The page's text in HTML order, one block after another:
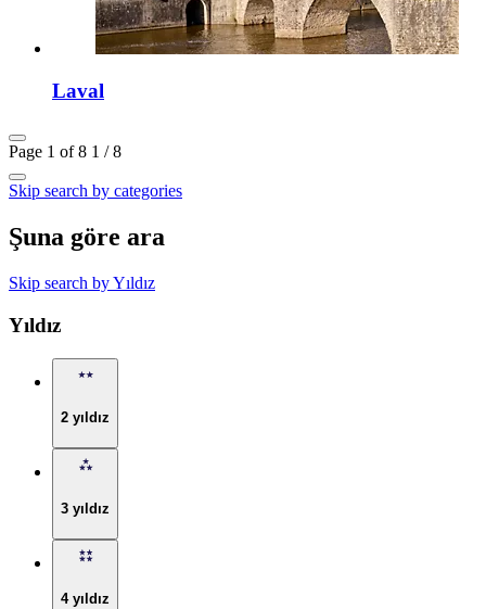
Laval
Page 1 of 8 1 / 8
Skip search by categories
Şuna göre ara
Skip search by Yıldız
Yıldız
2 yıldız
3 yıldız
4 yıldız